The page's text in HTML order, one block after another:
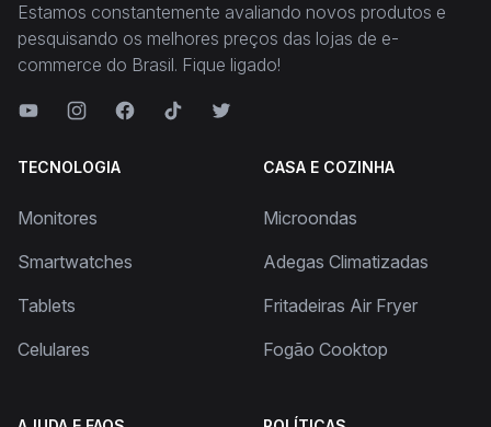
Estamos constantemente avaliando novos produtos e
pesquisando os melhores preços das lojas de e-
commerce do Brasil. Fique ligado!
TECNOLOGIA
Monitores
Smartwatches
Tablets
Celulares
CASA E COZINHA
Microondas
Adegas Climatizadas
Fritadeiras Air Fryer
Fogão Cooktop